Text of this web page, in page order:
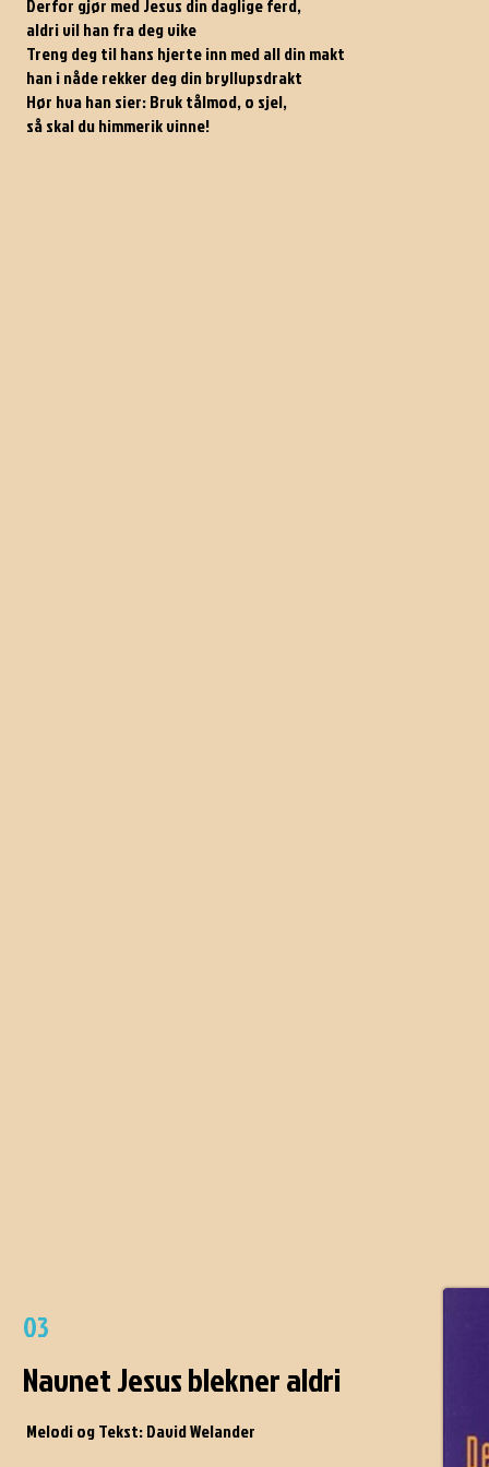
Derfor gjør med Jesus din daglige ferd,
aldri vil han fra deg vike
Treng deg til hans hjerte inn med all din makt
han i nåde rekker deg din bryllupsdrakt
Hør hva han sier: Bruk tålmod, o sjel,
så skal du himmerik vinne!
03
Navnet Jesus blekner aldri
Melodi og Tekst: David Welander